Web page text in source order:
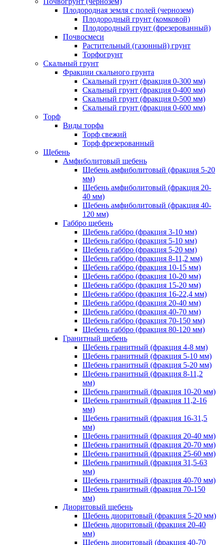
Плодородная земля с полей (чернозем)
Плодородный грунт (комковой)
Плодородный грунт (фрезерованный)
Почвосмеси
Растительный (газонный) грунт
Торфогрунт
Скальный грунт
Фракции скального грунта
Скальный грунт (фракция 0-300 мм)
Скальный грунт (фракция 0-400 мм)
Скальный грунт (фракция 0-500 мм)
Скальный грунт (фракция 0-600 мм)
Торф
Виды торфа
Торф свежий
Торф фрезерованный
Щебень
Амфиболитовый щебень
Щебень амфиболитовый (фракция 5-20
мм)
Щебень амфиболитовый (фракция 20-
40 мм)
Щебень амфиболитовый (фракция 40-
120 мм)
Габбро щебень
Щебень габбро (фракция 3-10 мм)
Щебень габбро (фракция 5-10 мм)
Щебень габбро (фракция 5-20 мм)
Щебень габбро (фракция 8-11,2 мм)
Щебень габбро (фракция 10-15 мм)
Щебень габбро (фракция 10-20 мм)
Щебень габбро (фракция 15-20 мм)
Щебень габбро (фракция 16-22,4 мм)
Щебень габбро (фракция 20-40 мм)
Щебень габбро (фракция 40-70 мм)
Щебень габбро (фракция 70-150 мм)
Щебень габбро (фракция 80-120 мм)
Гранитный щебень
Щебень гранитный (фракция 4-8 мм)
Щебень гранитный (фракция 5-10 мм)
Щебень гранитный (фракция 5-20 мм)
Щебень гранитный (фракция 8-11,2
мм)
Щебень гранитный (фракция 10-20 мм)
Щебень гранитный (фракция 11,2-16
мм)
Щебень гранитный (фракция 16-31,5
мм)
Щебень гранитный (фракция 20-40 мм)
Щебень гранитный (фракция 20-70 мм)
Щебень гранитный (фракция 25-60 мм)
Щебень гранитный (фракция 31,5-63
мм)
Щебень гранитный (фракция 40-70 мм)
Щебень гранитный (фракция 70-150
мм)
Диоритовый щебень
Щебень диоритовый (фракция 5-20 мм)
Щебень диоритовый (фракция 20-40
мм)
Щебень диоритовый (фракция 40-70